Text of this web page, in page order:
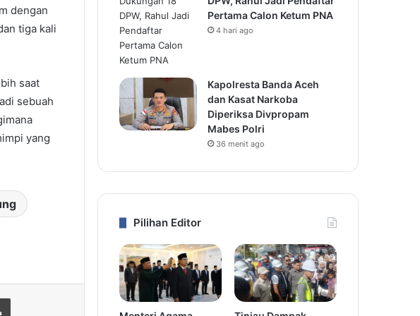
dengan
tiga kali
saat
sebuah
yang
Print
Pertama Calon Ketum PNA
4 hari ago
Kapolresta Banda Aceh
dan Kasat Narkoba
Diperiksa Divpropam
Mabes Polri
36 menit ago
Pilihan Editor